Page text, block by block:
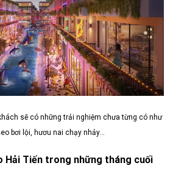
sẽ có những trải nghiệm chưa từng có như
bơi lội, hươu nai chạy nhảy…
Hải Tiến trong những tháng cuối